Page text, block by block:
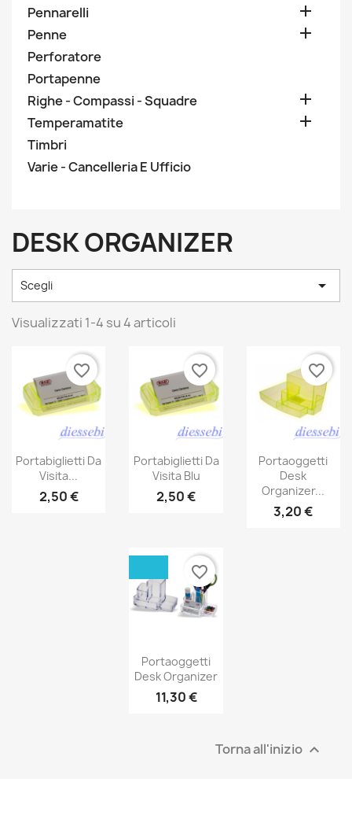
Pennarelli 
Penne 
Perforatore
Portapenne
Righe - Compassi - Squadre

Temperamatite 
Timbri
Varie - Cancelleria E Ufficio
DESK ORGANIZER
Scegli 
Visualizzati 1-4 su 4 articoli
Portabiglietti Da
Visita...
2,50 €
favorite_border
Portabiglietti Da
Visita Blu
2,50 €
favorite_border
Portaoggetti
Desk
Organizer...
3,20 €
favorite_border
Portaoggetti
Desk Organizer
11,30 €
favorite_border
Torna all'inizio 